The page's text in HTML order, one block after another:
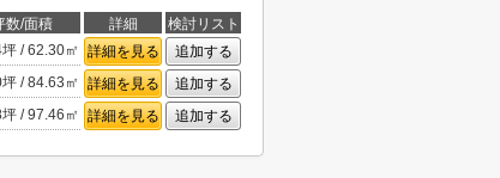
数/面積 詳細
検討リスト
/ 62.30㎡ 詳細を見る
追加する
/ 84.63㎡ 詳細を見る
追加する
/ 97.46㎡ 詳細を見る 追加する